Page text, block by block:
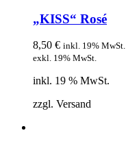
„KISS“ Rosé
8,50 € inkl. 19% MwSt.
exkl. 19% MwSt.
inkl. 19 % MwSt.
zzgl. Versand